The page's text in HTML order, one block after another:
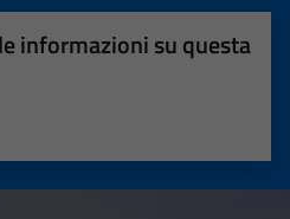
informazioni su questa
su 5
su 5